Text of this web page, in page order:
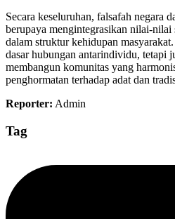
Secara keseluruhan, falsafah negara
berupaya mengintegrasikan nilai-
dalam struktur kehidupan
dasar hubungan antarindividu, tetapi
membangun komunitas yang
penghormatan terhadap adat dan
Reporter: Admin
Tag